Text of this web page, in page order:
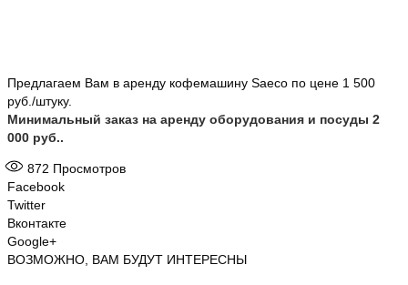
Предлагаем Вам в аренду кофемашину Saeco по цене 1 500
руб./штуку.
Минимальный заказ на аренду оборудования и посуды 2
000 руб..
872 Просмотров
Facebook
Twitter
Вконтакте
Google+
ВОЗМОЖНО, ВАМ БУДУТ ИНТЕРЕСНЫ